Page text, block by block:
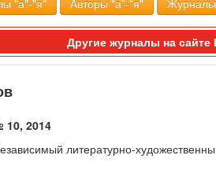
"а"-"я" Авторы "а"-"я"
Другие журналы на
2014
литературно-